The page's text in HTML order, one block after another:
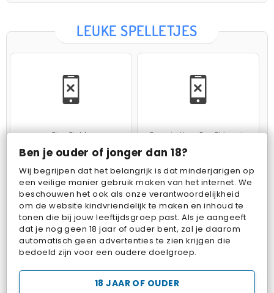
Ben je ouder of jonger dan 18?
Wij begrijpen dat het belangrijk is dat minderjarigen op
een veilige manier gebruik maken van het internet. We
beschouwen het ook als onze verantwoordelijkheid
om de website kindvriendelijk te maken en inhoud te
tonen die bij jouw leeftijdsgroep past. Als je aangeeft
dat je nog geen 18 jaar of ouder bent, zal je daarom
automatisch geen advertenties te zien krijgen die
bedoeld zijn voor een oudere doelgroep.
18 JAAR OF OUDER
LEUKE SPELLETJES
Star Stable Operate Now: Oor Chirurgie
Cake Merge 2 Woolloop! Color Puzzle